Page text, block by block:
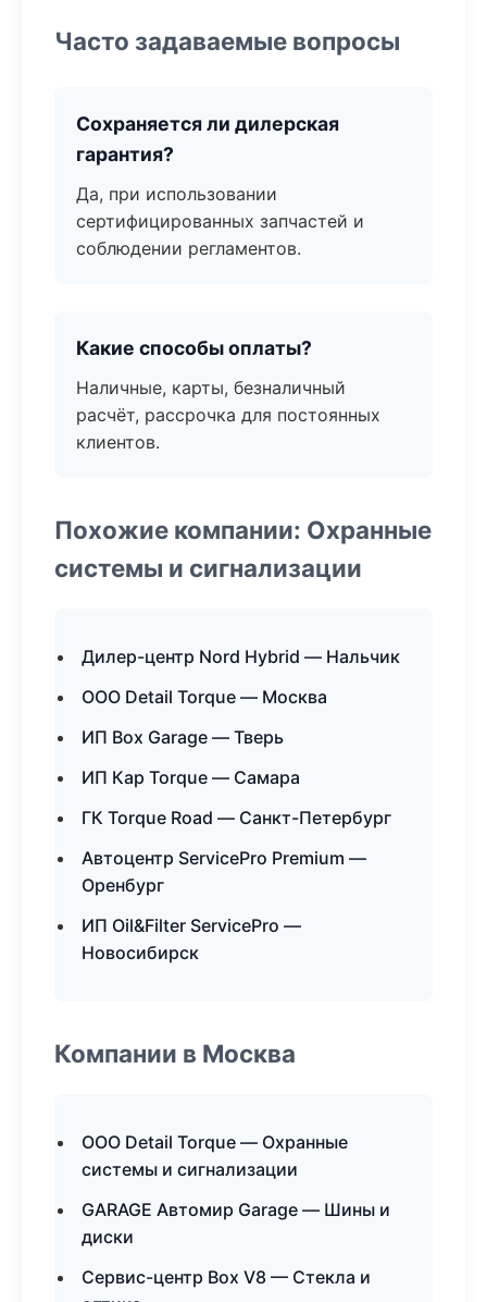
Часто задаваемые вопросы
Сохраняется ли дилерская
гарантия?
Да, при использовании
сертифицированных запчастей и
соблюдении регламентов.
Какие способы оплаты?
Наличные, карты, безналичный
расчёт, рассрочка для постоянных
клиентов.
Похожие компании: Охранные
системы и сигнализации
Дилер-центр Nord Hybrid — Нальчик
ООО Detail Torque — Москва
ИП Box Garage — Тверь
ИП Кар Torque — Самара
ГК Torque Road — Санкт-Петербург
Автоцентр ServicePro Premium —
Оренбург
ИП Oil&Filter ServicePro —
Новосибирск
Компании в Москва
ООО Detail Torque — Охранные
системы и сигнализации
GARAGE Автомир Garage — Шины и
диски
Сервис-центр Box V8 — Стекла и